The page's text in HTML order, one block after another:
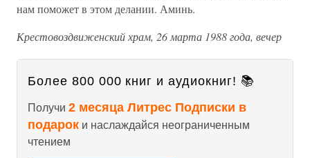
нам поможет в этом делании. Аминь.
Крестовоздвиженский храм, 26 марта 1988 года, вечер
Более 800 000 книг и аудиокниг! 📚
Получи 2 месяца Литрес Подписки в
подарок и наслаждайся неограниченным
чтением